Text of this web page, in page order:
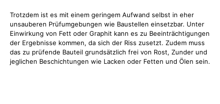
Trotzdem ist es mit einem geringem Aufwand selbst in eher
unsauberen Prüfumgebungen wie Baustellen einsetzbar. Unter
Einwirkung von Fett oder Graphit kann es zu Beeinträchtigungen
der Ergebnisse kommen, da sich der Riss zusetzt. Zudem muss
das zu prüfende Bauteil grundsätzlich frei von Rost, Zunder und
jeglichen Beschichtungen wie Lacken oder Fetten und Ölen sein.